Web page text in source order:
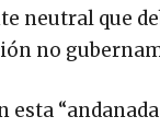
neutral que
no